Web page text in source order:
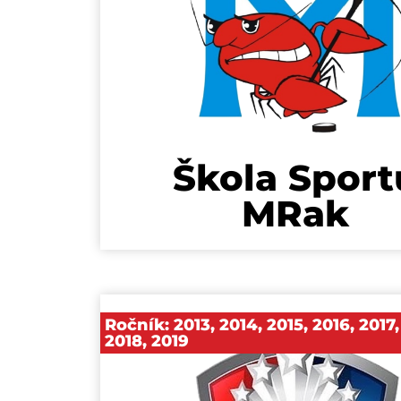
Škola
MRak
Ročník: 2013, 2014, 2015, 2016, 2017,
2018, 2019